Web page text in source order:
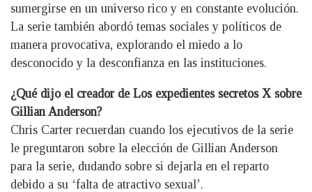
sumergirse en un universo rico y en constante evolución.
La serie también abordó temas sociales y políticos de
manera provocativa, explorando el miedo a lo
desconocido y la desconfianza en las instituciones.
¿Qué dijo el creador de Los expedientes secretos X sobre
Gillian Anderson?
Chris Carter recuerdan cuando los ejecutivos de la serie
le preguntaron sobre la elección de Gillian Anderson
para la serie, dudando sobre si dejarla en el reparto
debido a su ‘falta de atractivo sexual’.